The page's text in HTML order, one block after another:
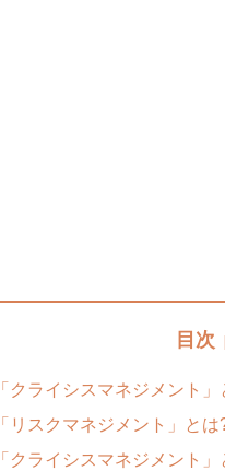
目次
「クライシスマネジメント
「リスクマネジメント」とは
「クライシスマネジメント